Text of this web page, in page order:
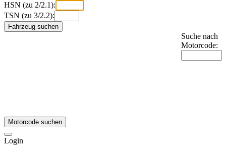
HSN (zu 2/2.1):
TSN (zu 3/2.2):
Fahrzeug suchen
Suche nach
Motorcode:
Motorcode suchen
Login